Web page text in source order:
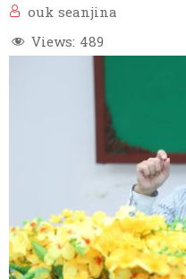
ouk seanjina
Views: 489